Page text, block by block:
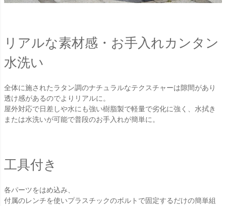
リアルな素材感・お手入れカンタン
水洗い
全体に施されたラタン調のナチュラルなテクスチャーは隙間があり
透け感があるのでよりリアルに。
屋外対応で日差しや水にも強い樹脂製で軽量で劣化に強く、水拭き
または水洗いが可能で普段のお手入れが簡単に。
工具付き
各パーツをはめ込み、
付属のレンチを使いプラスチックのボルトで固定するだけの簡単組